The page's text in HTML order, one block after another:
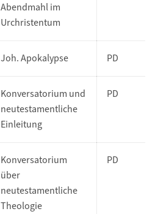
Abendmahl im
Urchristentum
Joh. Apokalypse PD
Konversatorium und
neutestamentliche
Einleitung
PD
Konversatorium
über
neutestamentliche
Theologie
PD